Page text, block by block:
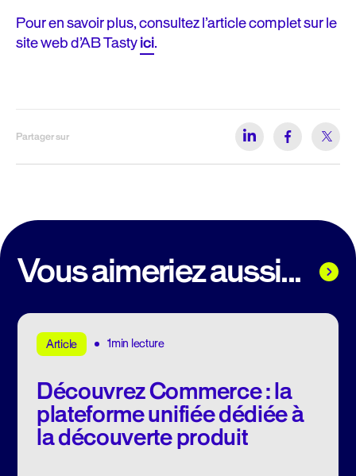
Pour en savoir plus, consultez l’article complet sur le
site web d’AB Tastyici.
Partager sur
Vous aimeriez aussi...
Article 1min lecture
Découvrez Commerce : la
plateforme unifiée dédiée à
la découverte produit